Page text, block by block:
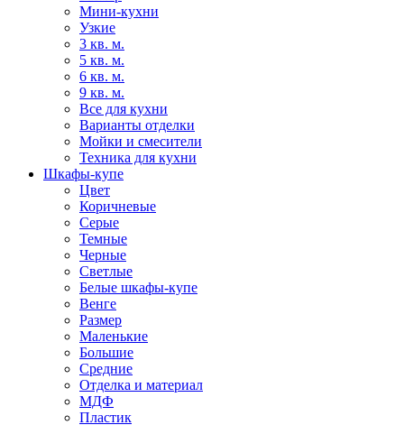
Мини-кухни
Узкие
3 кв. м.
5 кв. м.
6 кв. м.
9 кв. м.
Все для кухни
Варианты отделки
Мойки и смесители
Техника для кухни
Шкафы-купе
Цвет
Коричневые
Серые
Темные
Черные
Светлые
Белые шкафы-купе
Венге
Размер
Маленькие
Большие
Средние
Отделка и материал
МДФ
Пластик